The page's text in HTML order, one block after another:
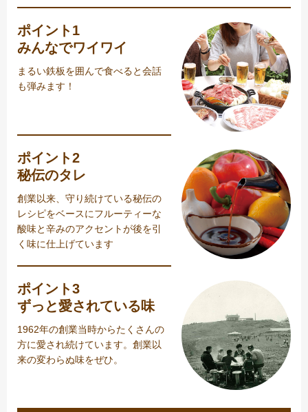
ポイント1
みんなでワイワイ
まるい鉄板を囲んで食べると会話
も弾みます！
ポイント2
秘伝のタレ
創業以来、守り続けている秘伝の
レシピをベースにフルーティーな
酸味と辛みのアクセントが後を引
く味に仕上げています
ポイント3
ずっと愛されている味
1962年の創業当時からたくさんの
方に愛され続けています。創業以
来の変わらぬ味をぜひ。